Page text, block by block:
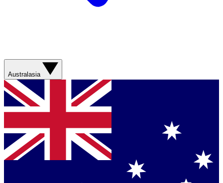
Australasia